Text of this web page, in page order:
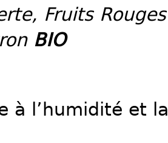
Fruits Rouges
BIO
à l’humidité et la